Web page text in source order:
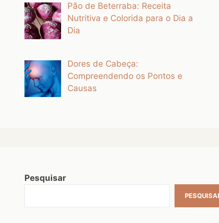
Pão de Beterraba: Receita
Nutritiva e Colorida para o Dia a
Dia
Dores de Cabeça:
Compreendendo os Pontos e
Causas
Pesquisar